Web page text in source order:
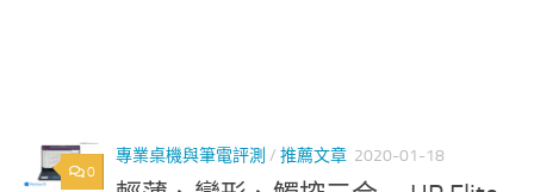
0
專業桌機與筆電評測 / 推薦文章 2020-01-18